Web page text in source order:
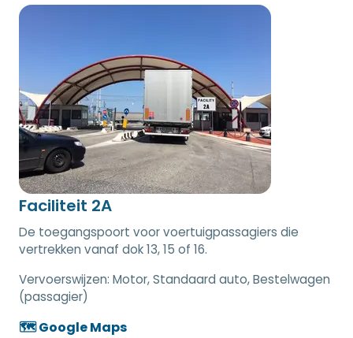
Faciliteit 2A
De toegangspoort voor voertuigpassagiers die
vertrekken vanaf dok 13, 15 of 16.
Vervoerswijzen: Motor, Standaard auto, Bestelwagen
(passagier)
🗺️ Google Maps